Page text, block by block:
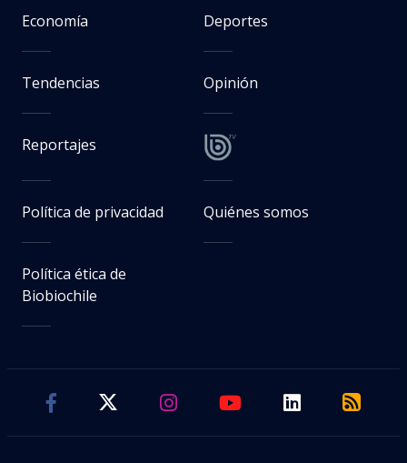
Economía Deportes
Tendencias Opinión
Reportajes
Política de privacidad Quiénes somos
Política ética de
Biobiochile